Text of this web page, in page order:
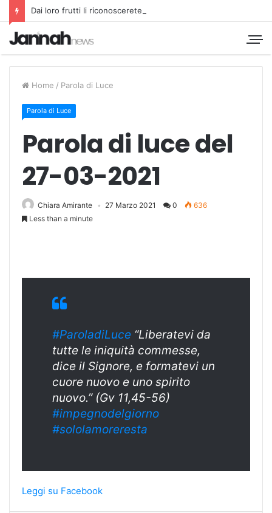
Dai loro frutti li riconoscerete
Home / Parola di Luce
Parola di Luce
Parola di luce del
27-03-2021
Chiara Amirante 27 Marzo 2021 0
636
Less than a minute
#ParoladiLuce “Liberatevi da
tutte le iniquità commesse,
dice il Signore, e formatevi un
cuore nuovo e uno spirito
nuovo.” (Gv 11,45-56)
#impegnodelgiorno
#sololamoreresta
Leggi su Facebook